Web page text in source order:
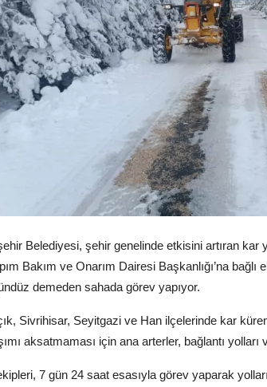
Belediyesi, şehir genelinde etkisini artıran kar
Bakım ve Onarım Dairesi Başkanlığı’na bağlı
demeden sahada görev yapıyor.
Sivrihisar, Seyitgazi ve Han ilçelerinde kar
aksatmaması için ana arterler, bağlantı
7 gün 24 saat esasıyla görev yaparak